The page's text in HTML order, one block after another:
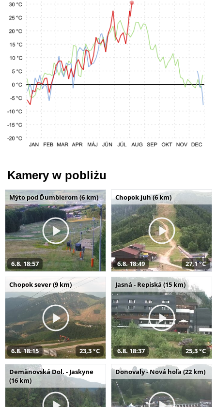
Kamery w pobliżu
Mýto pod Ďumbierom (6 km)
6.8. 18:57
Chopok juh (6 km)
6.8. 18:49 27,1 °C
Chopok sever (9 km)
6.8. 18:15 23,3 °C
Jasná - Repiská (15 km)
6.8. 18:37 25,3 °C
Demänovská Dol. - Jaskyne
(16 km)
Donovaly - Nová hoľa (22 km)